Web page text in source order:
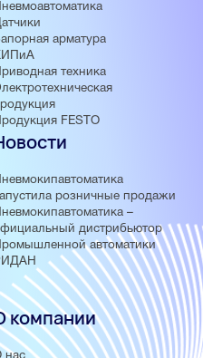
арматура
техника
FESTO
розничные продажи
–
дистрибьютор
автоматики
компании